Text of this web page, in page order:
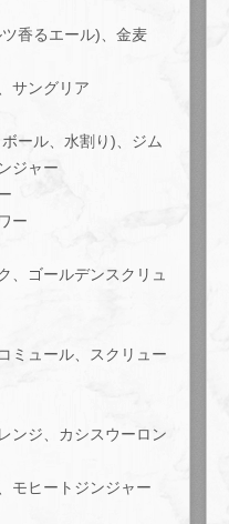
香るエール)、金麦
サングリア
ール、水割り)、ジム
ジャー
ー
、ゴールデンスクリュ
ミュール、スクリュー
ンジ、カシスウーロン
モヒートジンジャー
ェアする
レミアム飲み放題3時間
肉とワインの隠れ家 209
ー